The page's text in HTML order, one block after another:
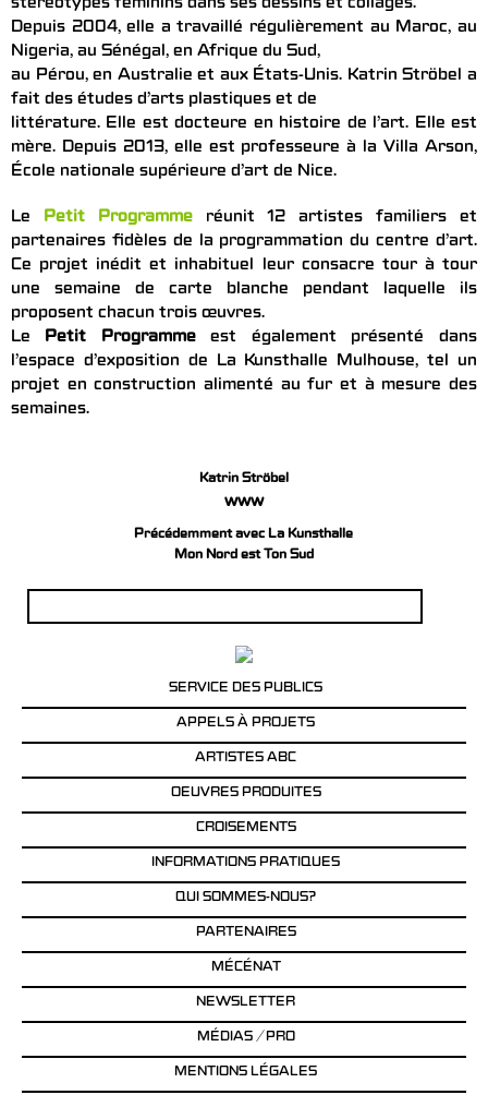
stéréotypes féminins dans ses dessins et collages.
Depuis 2004, elle a travaillé régulièrement au Maroc, au
Nigeria, au Sénégal, en Afrique du Sud,
au Pérou, en Australie et aux États-Unis. Katrin Ströbel a
fait des études d’arts plastiques et de
littérature. Elle est docteure en histoire de l’art. Elle est
mère. Depuis 2013, elle est professeure à la Villa Arson,
École nationale supérieure d’art de Nice.
Le Petit Programmeréunit 12 artistes familiers et
partenaires fidèles de la programmation du centre d’art.
Ce projet inédit et inhabituel leur consacre tour à tour
une semaine de carte blanche pendant laquelle ils
proposent chacun trois œuvres.
Le Petit Programme est également présenté dans
l’espace d’exposition de La Kunsthalle Mulhouse, tel un
projet en construction alimenté au fur et à mesure des
semaines.
Katrin Ströbel
www
Précédemment avec La Kunsthalle
Mon Nord est Ton Sud
SERVICE DES PUBLICS
APPELS À PROJETS
ARTISTES ABC
OEUVRES PRODUITES
CROISEMENTS
INFORMATIONS PRATIQUES
QUI SOMMES-NOUS?
PARTENAIRES
MÉCÉNAT
NEWSLETTER
MÉDIAS / PRO
MENTIONS LÉGALES